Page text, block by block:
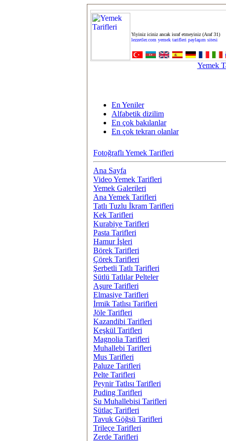
Yiyiniz iciniz ancak israf etmeyiniz (Araf 31)
lezzetler.com yemek tarifleri paylaşım sitesi
Yemek
En Yeniler
Alfabetik dizilim
En çok bakılanlar
En çok tekrarı olanlar
Fotoğraflı Yemek Tarifleri
Ana Sayfa
Video Yemek Tarifleri
Yemek Galerileri
Ana Yemek Tarifleri
Tatlı Tuzlu İkram Tarifleri
Kek Tarifleri
Kurabiye Tarifleri
Pasta Tarifleri
Hamur İşleri
Börek Tarifleri
Çörek Tarifleri
Şerbetli Tatlı Tarifleri
Sütlü Tatlılar Pelteler
Aşure Tarifleri
Elmasiye Tarifleri
İrmik Tatlısı Tarifleri
Jöle Tarifleri
Kazandibi Tarifleri
Keşkül Tarifleri
Magnolia Tarifleri
Muhallebi Tarifleri
Mus Tarifleri
Paluze Tarifleri
Pelte Tarifleri
Peynir Tatlısı Tarifleri
Puding Tarifleri
Su Muhallebisi Tarifleri
Sütlaç Tarifleri
Tavuk Göğsü Tarifleri
Trileçe Tarifleri
Zerde Tarifleri